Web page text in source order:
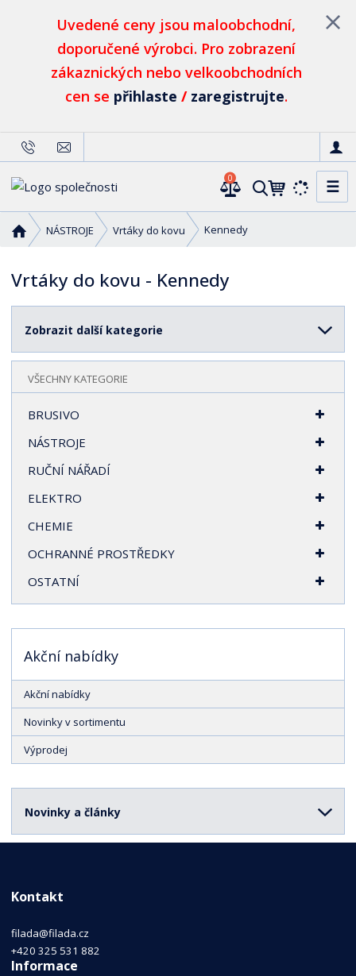
Uvedené ceny jsou maloobchodní,
doporučené výrobci. Pro zobrazení
zákaznických nebo velkoobchodních
cen se přihlaste / zaregistrujte.
V
a
0 ☰
v
d
s
t
a
a
NÁSTROJE Vrtáky do kovu Kennedy
Vrtáky do kovu - Kennedy
Zobrazit další kategorie
VŠECHNY KATEGORIE
BRUSIVO
NÁSTROJE
RUČNÍ NÁŘADÍ
ELEKTRO
CHEMIE
OCHRANNÉ PROSTŘEDKY
OSTATNÍ
Akční nabídky
Akční nabídky
Novinky v sortimentu
Výprodej
Novinky a články
Kontakt
filada@filada.cz
+420 325 531 882
Informace